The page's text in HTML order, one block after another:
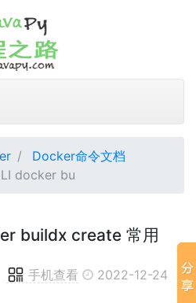
Docker命令文档
docker bu
buildx create 常用
手机查看 2022-12-24